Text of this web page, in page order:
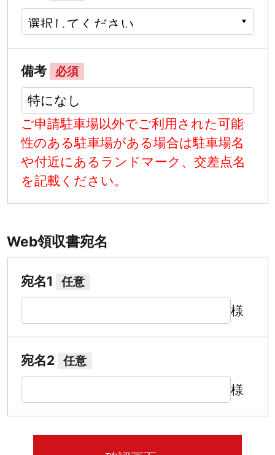
備考 必須
ご申請駐車場以外でご利用された可能
性のある駐車場がある場合は駐車場名
や付近にあるランドマーク、交差点名
を記載ください。
Web領収書宛名
宛名1 任意
様
宛名2 任意
様